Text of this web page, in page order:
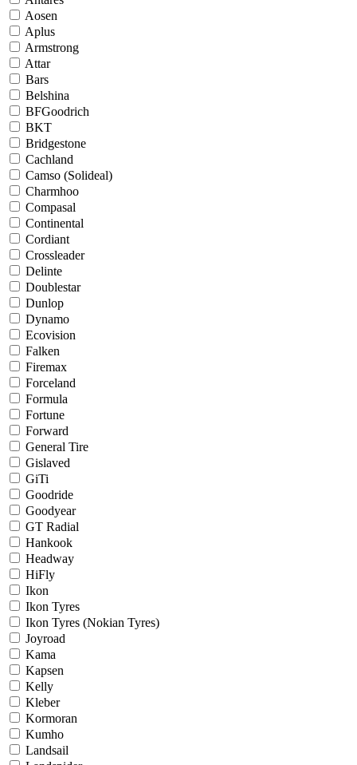
Aosen
Aplus
Armstrong
Attar
Bars
Belshina
BFGoodrich
BKT
Bridgestone
Cachland
Camso (Solideal)
Charmhoo
Compasal
Continental
Cordiant
Crossleader
Delinte
Doublestar
Dunlop
Dynamo
Ecovision
Falken
Firemax
Forceland
Formula
Fortune
Forward
General Tire
Gislaved
GiTi
Goodride
Goodyear
GT Radial
Hankook
Headway
HiFly
Ikon
Ikon Tyres
Ikon Tyres (Nokian Tyres)
Joyroad
Kama
Kapsen
Kelly
Kleber
Kormoran
Kumho
Landsail